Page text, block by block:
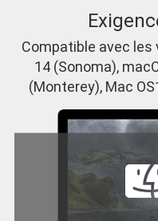
Compatible avec les
14 (Sonoma),
(Monterey), Mac